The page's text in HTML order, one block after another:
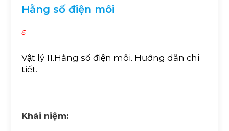
Hằng số điện môi
Vật lý 11.Hằng số điện môi. Hướng dẫn chi
tiết.
Khái niệm: